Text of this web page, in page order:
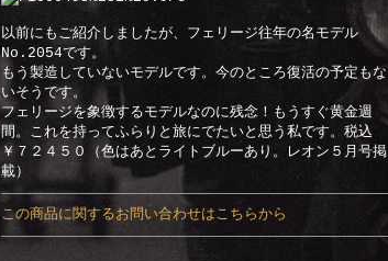
以前にもご紹介しましたが、フェリージ往年の名モデル
No.2054です。
もう製造していないモデルです。今のところ復活の予定もな
いそうです。
フェリージを象徴するモデルなのに残念！もうすぐ黄金週
間。これを持ってふらりと旅にでたいと思う私です。税込
￥７２４５０（色はあとライトブルーあり。レオン５月号掲
載）
この商品に関するお問い合わせはこちらから